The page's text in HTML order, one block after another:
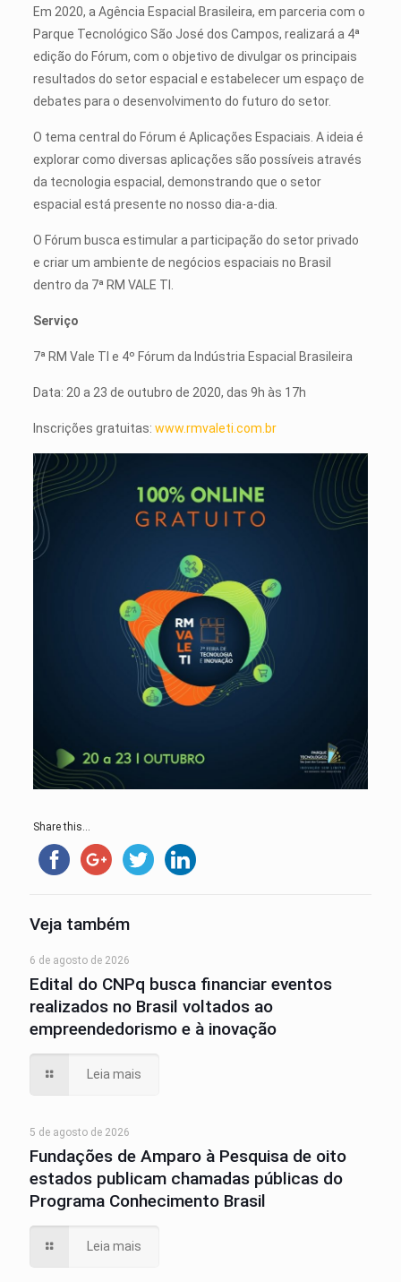
Em 2020, a Agência Espacial Brasileira, em parceria com o
Parque Tecnológico São José dos Campos, realizará a 4ª
edição do Fórum, com o objetivo de divulgar os principais
resultados do setor espacial e estabelecer um espaço de
debates para o desenvolvimento do futuro do setor.
O tema central do Fórum é Aplicações Espaciais. A ideia é
explorar como diversas aplicações são possíveis através
da tecnologia espacial, demonstrando que o setor
espacial está presente no nosso dia-a-dia.
O Fórum busca estimular a participação do setor privado
e criar um ambiente de negócios espaciais no Brasil
dentro da 7ª RM VALE TI.
Serviço
7ª RM Vale TI e 4º Fórum da Indústria Espacial Brasileira
Data: 20 a 23 de outubro de 2020, das 9h às 17h
Inscrições gratuitas: www.rmvaleti.com.br
Share this...
Veja também
6 de agosto de 2026
Edital do CNPq busca financiar eventos
realizados no Brasil voltados ao
empreendedorismo e à inovação
Leia mais
5 de agosto de 2026
Fundações de Amparo à Pesquisa de oito
estados publicam chamadas públicas do
Programa Conhecimento Brasil
Leia mais